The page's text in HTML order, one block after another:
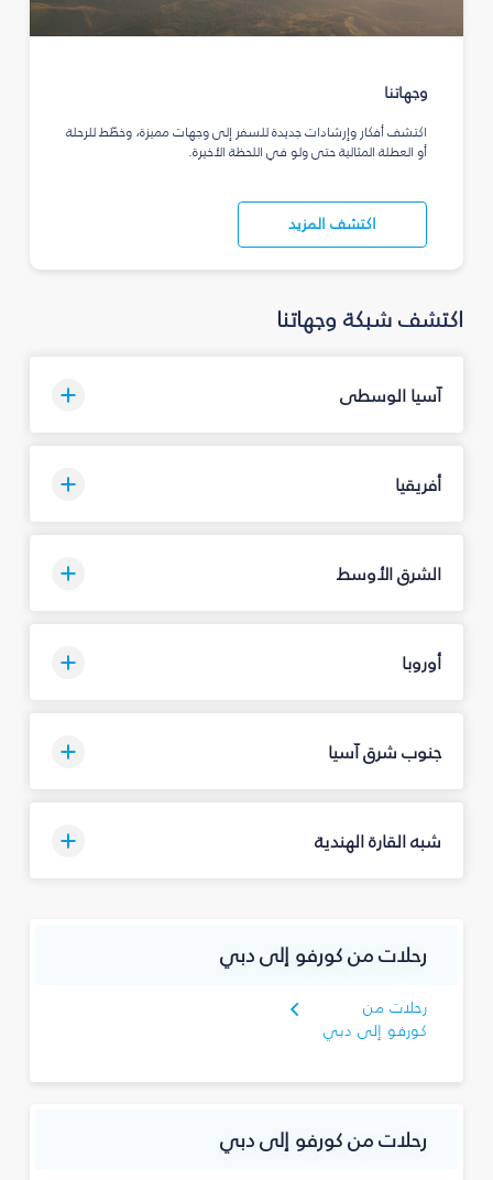
وجهاتنا
اكتشف أفكار وإرشادات جديدة للسفر إلى وجهات مميزة، وخطّط للرحلة
أو العطلة المثالية حتى ولو في اللحظة الأخيرة.
اكتشف المزيد
اكتشف شبكة وجهاتنا
آسيا الوسطى
أفريقيا
الشرق الأوسط
أوروبا
جنوب شرق آسيا
شبه القارة الهندية
رحلات من كورفو إلى دبي
رحلات من
كورفو إلى دبي
رحلات من كورفو إلى دبي